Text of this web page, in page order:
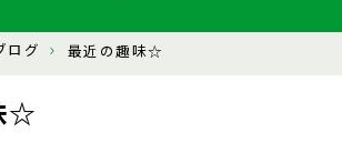
ログ 最近の趣味☆
☆